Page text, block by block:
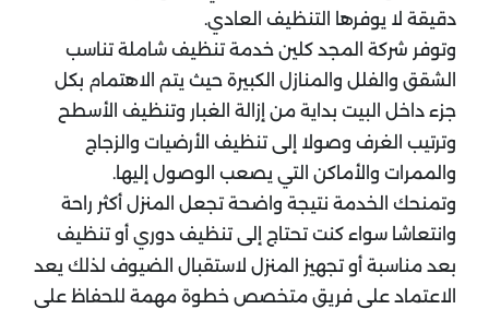
دقيقة لا يوفرها التنظيف العادي.
وتوفر شركة المجد كلين خدمة تنظيف شاملة تناسب
الشقق والفلل والمنازل الكبيرة حيث يتم الاهتمام بكل
جزء داخل البيت بداية من إزالة الغبار وتنظيف الأسطح
وترتيب الغرف وصولا إلى تنظيف الأرضيات والزجاج
والممرات والأماكن التي يصعب الوصول إليها.
وتمنحك الخدمة نتيجة واضحة تجعل المنزل أكثر راحة
وانتعاشا سواء كنت تحتاج إلى تنظيف دوري أو تنظيف
بعد مناسبة أو تجهيز المنزل لاستقبال الضيوف لذلك يعد
الاعتماد على فريق متخصص خطوة مهمة للحفاظ على